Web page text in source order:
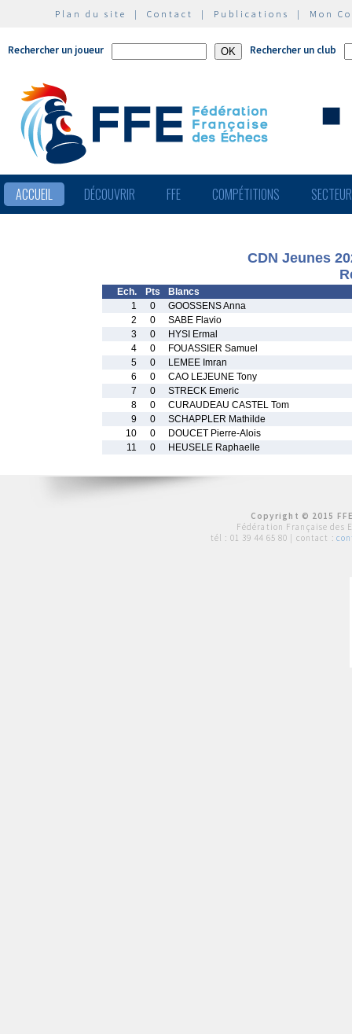
Plan du site | Contact | Publications | Mon
Rechercher un joueur Rechercher un club
ACCUEIL DÉCOUVRIR FFE COMPÉTITIONS
CDN Jeunes
Ech. Pts
Blancs
1
0
GOOSSENS Anna
2
0
SABE Flavio
3
0
HYSI Ermal
4
0
FOUASSIER Samuel
5
0
LEMEE Imran
6
0
CAO LEJEUNE Tony
7
0
STRECK Emeric
8
0
CURAUDEAU CASTEL Tom
9
0
SCHAPPLER Mathilde
10
0
DOUCET Pierre-Alois
11
0 HEUSELE Raphaelle
Copyright © 2015
Fédération Française des
tél : 01 39 44 65 80 | contact :